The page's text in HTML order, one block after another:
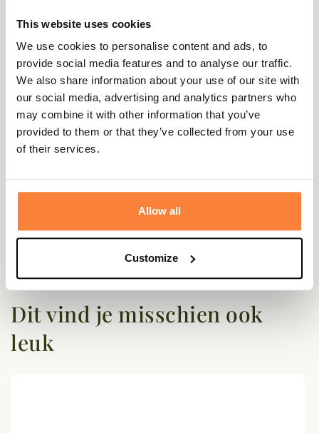
This website uses cookies
We use cookies to personalise content and ads, to
provide social media features and to analyse our traffic.
We also share information about your use of our site with
our social media, advertising and analytics partners who
may combine it with other information that you’ve
provided to them or that they’ve collected from your use
of their services.
Allow all
Customize
Materiaal Geolied katoen
Kleuren Groen
Geslacht Kind
Questions (FAQs)
Poser une question
Dit vind je misschien ook
leuk